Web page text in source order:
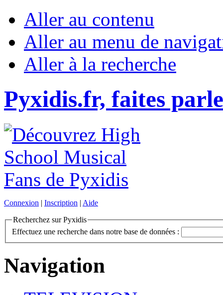
Aller au contenu
Aller au menu de
Aller à la recherche
Pyxidis.fr, faites
Connexion | Inscription | Aide
Recherchez sur Pyxidis
Effectuez une recherche dans notre base de données :
Navigation